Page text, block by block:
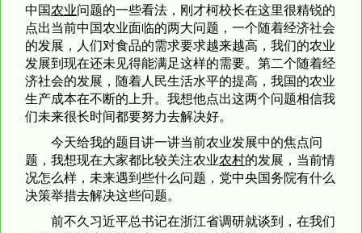
中国农业问题的一些看法，刚才柯校长在这里很精锐的
点出当前中国农业面临的两大问题，一个随着经济社会
的发展，人们对食品的需求要求越来越高，我们的农业
发展到现在还未见得能满足这样的需要。第二个随着经
济社会的发展，随着人民生活水平的提高，我国的农业
生产成本在不断的上升。我想他点出这两个问题相信我
们未来很长时间都要努力去解决好。
今天给我的题目讲一讲当前农业发展中的焦点问
题，我想现在大家都比较关注农业农村的发展，当前情
况怎么样，未来遇到些什么问题，党中央国务院有什么
决策举措去解决这些问题。
前不久习近平总书记在浙江省调研就谈到，在我们